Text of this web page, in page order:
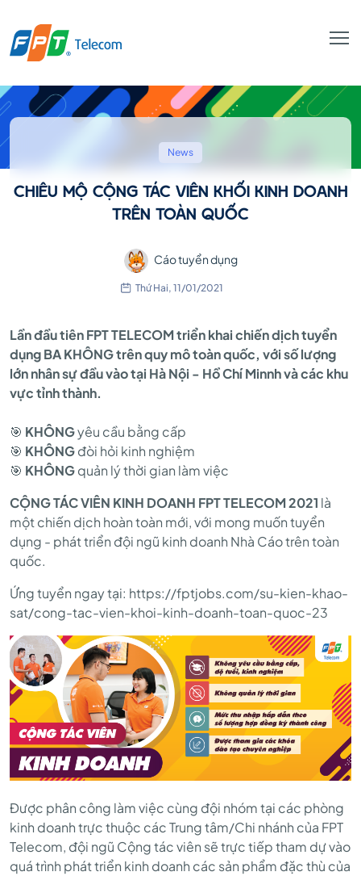
CHIÊU
MỘ
CỘNG
VIÊN
KHỐI
KINH
DOANH
TRÊN
TOÀN
QUỐC
News
CHIÊU MỘ CỘNG TÁC VIÊN KHỐI KINH DOANH
TRÊN TOÀN QUỐC
Cáo tuyển dụng
Thứ Hai, 11/01/2021
Lần đầu tiên FPT TELECOM triển khai chiến dịch tuyển
dụng BA KHÔNG trên quy mô toàn quốc, với số lượng
lớn nhân sự đầu vào tại Hà Nội - Hồ Chí Minnh và các khu
vực tỉnh thành.
🎯 KHÔNGyêu cầu bằng cấp
🎯 KHÔNGđòi hỏi kinh nghiệm
🎯 KHÔNGquản lý thời gian làm việc
CỘNG TÁC VIÊN KINH DOANH FPT TELECOM 2021 là
một chiến dịch hoàn toàn mới, với mong muốn tuyển
dụng - phát triển đội ngũ kinh doanh Nhà Cáo trên toàn
quốc.
Ứng tuyển ngay tại: https://fptjobs.com/su-kien-khao-
sat/cong-tac-vien-khoi-kinh-doanh-toan-quoc-23
Được phân công làm việc cùng đội nhóm tại các phòng
kinh doanh trực thuộc các Trung tâm/Chi nhánh của FPT
Telecom, đội ngũ Cộng tác viên sẽ trực tiếp tham dự vào
quá trình phát triển kinh doanh các sản phẩm đặc thù của